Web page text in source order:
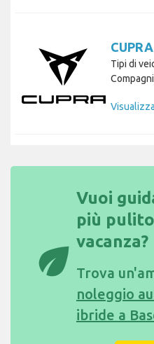
Tipi di
eco
Vuoi
più
vacanza?
Trova
noleggio
ibride a